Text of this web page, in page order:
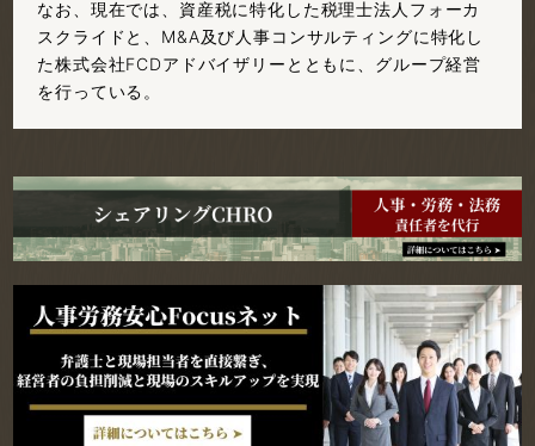
なお、現在では、資産税に特化した税理士法人フォーカ
スクライドと、M&A及び人事コンサルティングに特化し
た株式会社FCDアドバイザリーとともに、グループ経営
を行っている。